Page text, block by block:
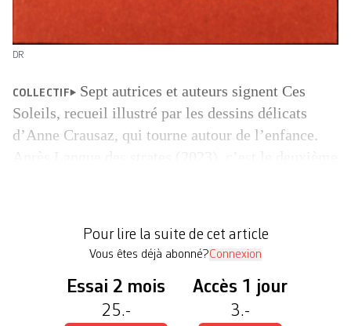
DR
COLLECTIF
Sept autrices et auteurs signent Ces
Soleils, recueil illustré par les dessins délicats
d’Anne Crausaz, qui tourne autour de l’enfance.
bichromie – huit numéros à […]
Pour lire la suite de cet article
Vous êtes déjà abonné?Connexion
Essai 2 mois
25.-
Accès 1 jour
3.-